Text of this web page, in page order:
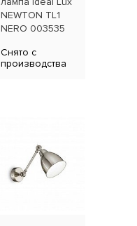
NEWTON TL1
NERO 003535
Снято с
производства